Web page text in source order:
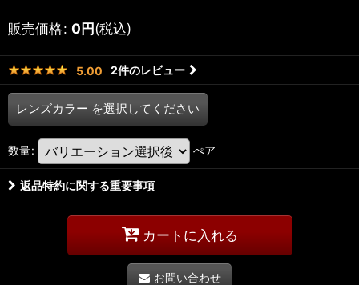
販売価格: 0円(税込)
5.00 2件のレビュー
レンズカラー を選択してください
数量: ぺア
返品特約に関する重要事項
カートに入れる
お問い合わせ